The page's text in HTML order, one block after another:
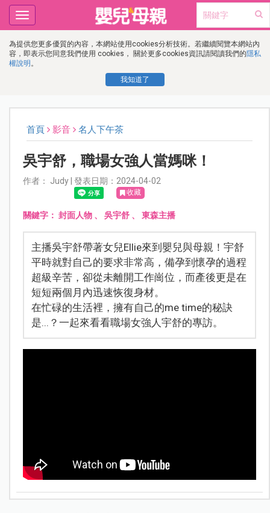
為提供您更多優質的內容，本網站使用cookies分析技術。若繼續閱覽本網站內
容，即表示您同意我們使用 cookies， 關於更多cookies資訊請閱讀我們的隱私
權說明 。
我知道了
Toggle
navigation
首頁 影音 名人下午茶
吳宇舒，職場女強人當媽咪！
作者： Judy | 發表日期：2024-04-02
收藏
關鍵字： 封面人物、 吳宇舒、 東森主播
主播吳宇舒帶著女兒Ellie來到嬰兒與母親！宇舒
平時就對自己的要求非常高，備孕到懷孕的過程
超級辛苦，卻從未離開工作崗位，而產後更是在
短短兩個月內迅速恢復身材。
在忙碌的生活裡，擁有自己的me time的秘訣
是...？一起來看看職場女強人宇舒的專訪。